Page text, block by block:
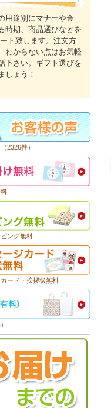
用途別にマナーや金
時期、商品選びなどを
ト致します。注文方
わからない点はお気軽
下さい。ギフト選びを
しょう！
2326件）
ング無料
カード・挨拶状無料